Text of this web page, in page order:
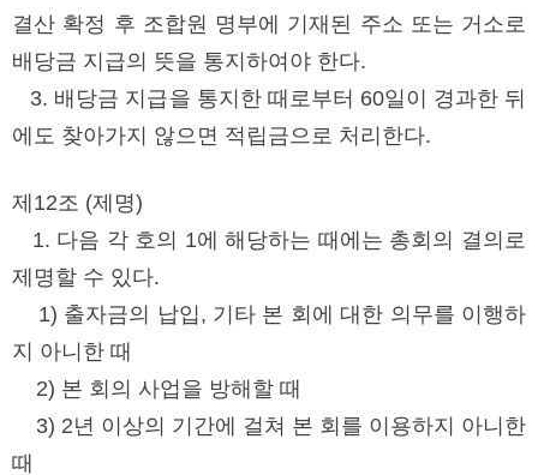
결산 확정 후 조합원 명부에 기재된 주소 또는 거소로
배당금 지급의 뜻을 통지하여야 한다.
3. 배당금 지급을 통지한 때로부터 60일이 경과한 뒤
에도 찾아가지 않으면 적립금으로 처리한다.
제12조 (제명)
1. 다음 각 호의 1에 해당하는 때에는 총회의 결의로
제명할 수 있다.
1) 출자금의 납입, 기타 본 회에 대한 의무를 이행하
지 아니한 때
2) 본 회의 사업을 방해할 때
3) 2년 이상의 기간에 걸쳐 본 회를 이용하지 아니한
때